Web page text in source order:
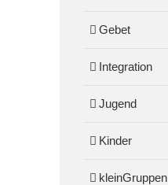
Gebet
Integration
Jugend
Kinder
kleinGruppen